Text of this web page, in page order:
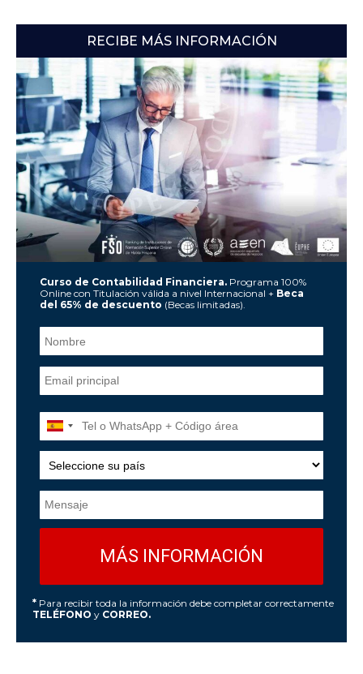
RECIBE MÁS INFORMACIÓN
Curso de Contabilidad Financiera.Programa 100%
Online con Titulación válida a nivel Internacional + Beca
del 65% de descuento (Becas limitadas).
* Para recibir toda la información debe completar correctamente
TELÉFONO y CORREO.